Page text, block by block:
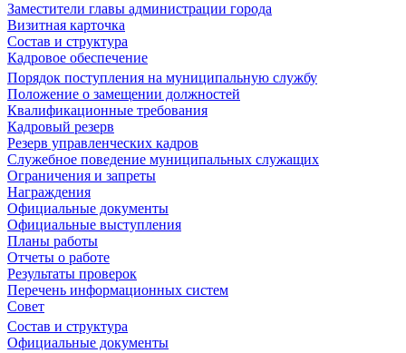
Заместители главы администрации города
Визитная карточка
Состав и структура
Кадровое обеспечение
Порядок поступления на муниципальную службу
Положение о замещении должностей
Квалификационные требования
Кадровый резерв
Резерв управленческих кадров
Служебное поведение муниципальных служащих
Ограничения и запреты
Награждения
Официальные документы
Официальные выступления
Планы работы
Отчеты о работе
Результаты проверок
Перечень информационных систем
Совет
Состав и структура
Официальные документы